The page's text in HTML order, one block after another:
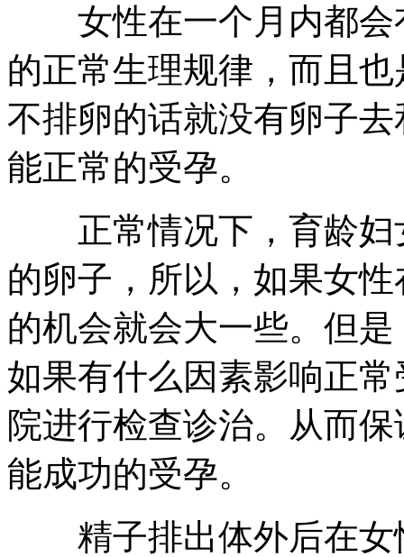
女性在一个月内都会
的正常生理规律，而且
不排卵的话就没有卵子
能正常的受孕。
正常情况下，育龄妇
的卵子，所以，如果女
的机会就会大一些。但
如果有什么因素影响正
院进行检查诊治。从而
能成功的受孕。
精子排出体外后在女